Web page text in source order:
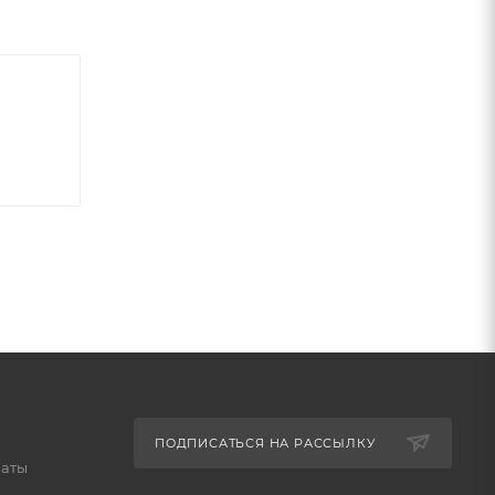
ПОДПИСАТЬСЯ НА РАССЫЛКУ